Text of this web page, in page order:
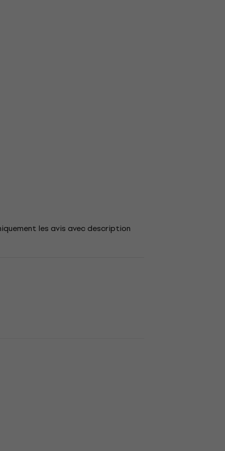
les avis avec description